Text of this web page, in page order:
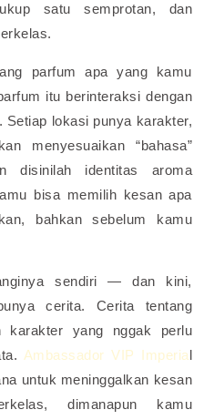
satu semprotan, dan
parfum apa yang kamu
itu berinteraksi dengan
Setiap lokasi punya karakter,
menyesuaikan “bahasa”
disinilah identitas aroma
bisa memilih kesan apa
bahkan sebelum kamu
sendiri — dan kini,
cerita. Cerita tentang
karakter yang nggak perlu
Ambassador VIP Imperial
untuk meninggalkan kesan
dimanapun kamu